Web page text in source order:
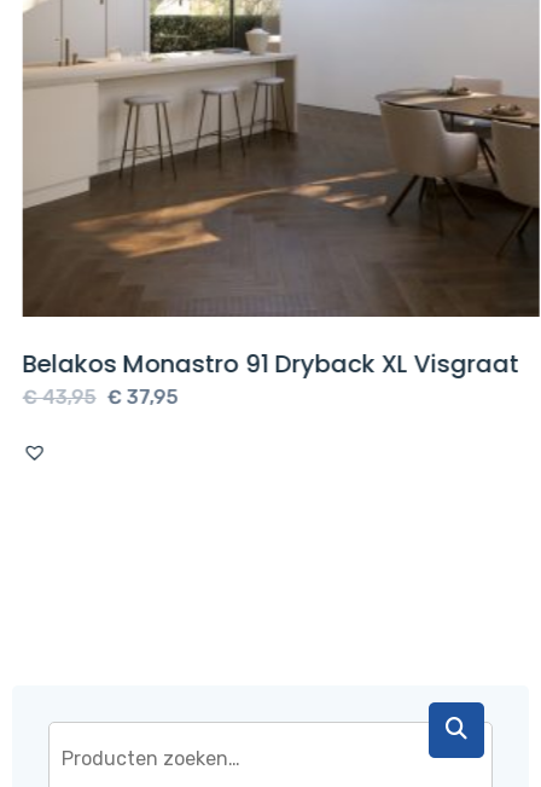
Belakos Monastro 91 Dryback XL Visgraat
€43,95 Oorspronkelijke
€37,95Huidige